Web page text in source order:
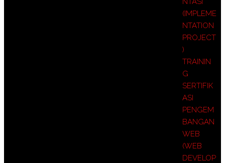
(IMPLEME
NTATION
PROJECT
)
TRAININ
G
SERTIFIK
ASI
PENGEM
BANGAN
WEB
(WEB
DEVELOP